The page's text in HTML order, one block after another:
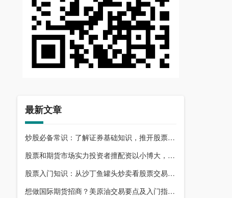
最新文章
炒股必备常识：了解证券基础知识，推开股票市场大门
股票和期货市场实力投资者擅配资以小博大，顶配网优势尽显
股票入门知识：从沙丁鱼罐头炒卖看股票交易本质，你了解吗？
想做国际期货招商？美原油交易要点及入门指南请收好